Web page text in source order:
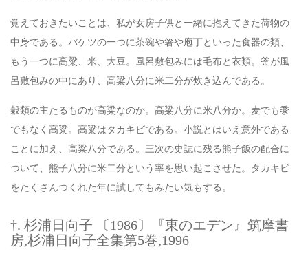
覚えておきたいことは、私が女房子供と一緒に抱えてきた荷物の
中身である。バケツの一つに茶碗や箸や庖丁といった食器の類、
もう一つに高粱、米、大豆。風呂敷包みには毛布と衣類。釜が風
呂敷包みの中にあり、高粱八分に米二分が炊き込んである。
穀類の主たるものが高粱なのか。高粱八分に米八分か。麦でも黍
でもなく高粱。高粱はタカキビである。小説とはいえ意外である
ことに加え、高粱八分である。三次の史誌に残る熊子飯の配合に
ついて、熊子八分に米二分という率を思い起こさせた。タカキビ
をたくさんつくれた年に試してもみたい気もする。
†. 杉浦日向子 〔1986〕『東のエデン』筑摩書
房,杉浦日向子全集第5巻,1996